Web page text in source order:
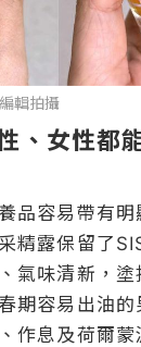
輯拍攝
、女性都
品容易帶有明
精露保留了
氣味清新，塗
期容易出油
作息及荷爾蒙